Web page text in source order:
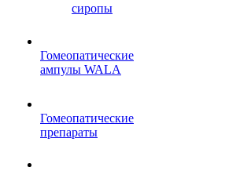
сиропы
Гомеопатические
ампулы WALA
Гомеопатические
препараты